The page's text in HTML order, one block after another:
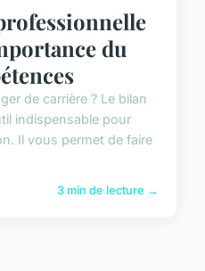
du
de carrière ? Le bilan
indispensable pour
Il vous permet de faire
3 min de lecture →